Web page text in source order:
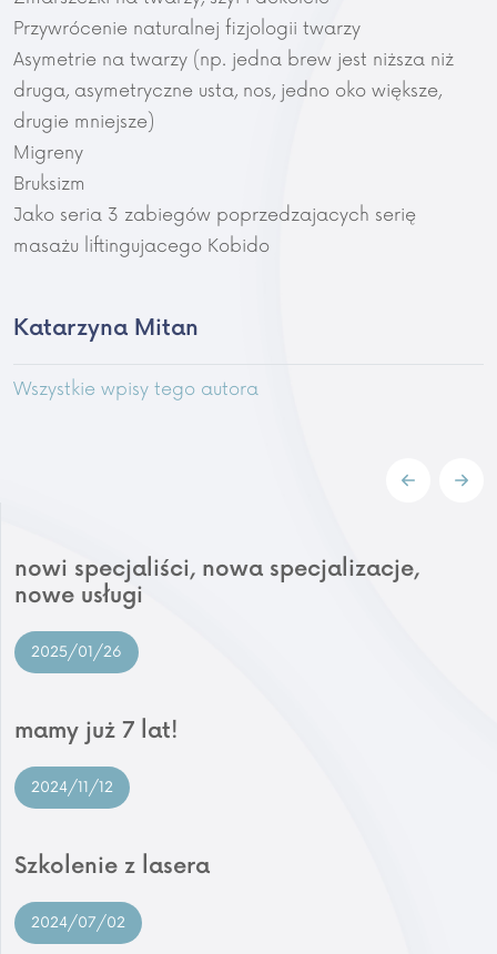
Przywrócenie naturalnej fizjologii twarzy
Asymetrie na twarzy (np. jedna brew jest niższa niż
druga, asymetryczne usta, nos, jedno oko większe,
drugie mniejsze)
Migreny
Bruksizm
Jako seria 3 zabiegów poprzedzajacych serię
masażu liftingujacego Kobido
Katarzyna Mitan
Wszystkie wpisy tego autora
nowi specjaliści, nowa specjalizacje,
nowe usługi
2025/01/26
mamy już 7 lat!
2024/11/12
Szkolenie z lasera
2024/07/02